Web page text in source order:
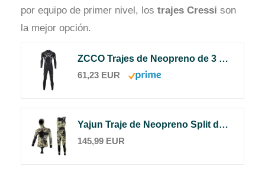
por equipo de primer nivel, los trajes Cressi son
la mejor opción.
ZCCO Trajes de Neopreno de 3 mm de Primera Calidad para Buceo de Manga Completa para Pesca submarina, Buceo, Surf, piragüismo, Buceo Trajes húmedos, Hombre, Negro,Extra-Small
61,23 EUR
Yajun Traje de Neopreno Split de Dos Piezas Traje de Buceo Profesional para Hombres Wetsuit con Esnórquel, Pesca Submarina Trajes Húmedos con Capucha Mono,5mm,3XL(85
145,99 EUR